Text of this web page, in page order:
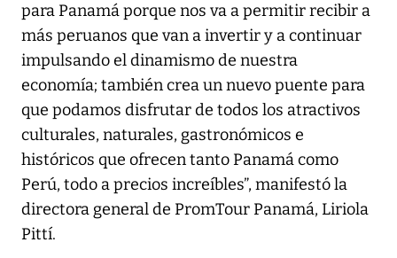
para Panamá porque nos va a permitir recibir a
más peruanos que van a invertir y a continuar
impulsando el dinamismo de nuestra
economía; también crea un nuevo puente para
que podamos disfrutar de todos los atractivos
culturales, naturales, gastronómicos e
históricos que ofrecen tanto Panamá como
Perú, todo a precios increíbles”, manifestó la
directora general de PromTour Panamá, Liriola
Pittí.